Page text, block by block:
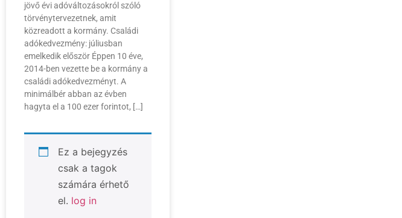
jövő évi adóváltozásokról szóló
törvénytervezetnek, amit
közreadott a kormány. Családi
adókedvezmény: júliusban
emelkedik először Éppen 10 éve,
2014-ben vezette be a kormány a
családi adókedvezményt. A
minimálbér abban az évben
hagyta el a 100 ezer forintot, […]
Ez a bejegyzés
csak a tagok
számára érhető
el. log in